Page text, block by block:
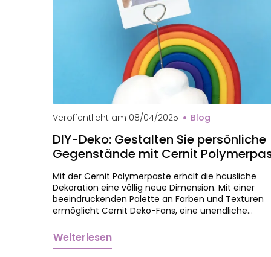
Veröffentlicht am 08/04/2025 Blog
DIY-Deko: Gestalten Sie persönliche
Gegenstände mit Cernit
Mit der Cernit Polymerpaste erhält die häusliche
Dekoration eine völlig neue Dimension. Mit einer
beeindruckenden Palette an Farben und Texturen
ermöglicht Cernit Deko-Fans, eine unendliche…
Weiterlesen